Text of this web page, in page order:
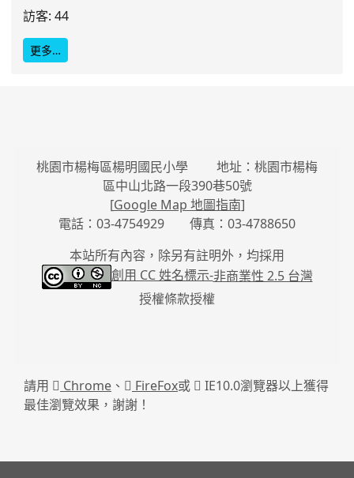
訪客: 44
更多…
桃園市楊梅區楊明國民小學 地址：桃園市楊梅
區中山北路一段390巷50號
[Google Map 地圖指南]
電話：03-4754929 傳真：03-4788650
本站所有內容，除另有註明外，均採用
創用 CC 姓名標示-非商業性 2.5 台灣
授權條款授權
請用 Chrome 、 FireFox或
IE10.0瀏覽器以上獲得
最佳瀏覽效果，謝謝！